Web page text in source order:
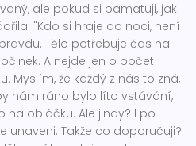
ale pokud si pamatuji, jak
"Kdo si hraje do noci, není
Tělo potřebuje čas na
A nejde jen o počet
Myslím, že každý z nás to zná,
nám ráno bylo líto vstávání,
obláčku. Ale jindy? I po
Takže co doporučuji?